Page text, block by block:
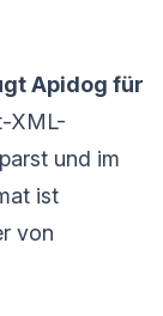
Apidog für
XML-
und im
ist
von